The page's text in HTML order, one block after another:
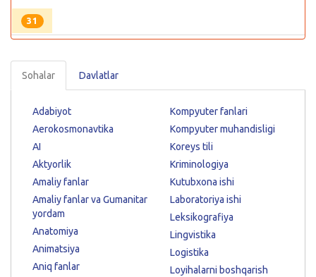
31
Sohalar Davlatlar
Adabiyot
Aerokosmonavtika
AI
Aktyorlik
Amaliy fanlar
Amaliy fanlar va Gumanitar
yordam
Anatomiya
Animatsiya
Aniq fanlar
Kompyuter fanlari
Kompyuter muhandisligi
Koreys tili
Kriminologiya
Kutubxona ishi
Laboratoriya ishi
Leksikografiya
Lingvistika
Logistika
Loyihalarni boshqarish